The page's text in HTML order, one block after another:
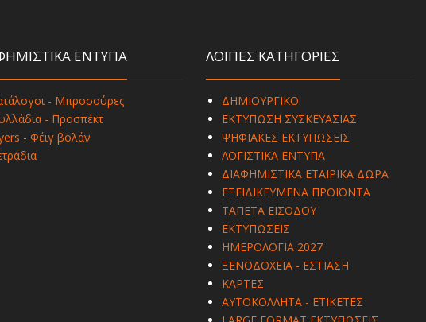
ΕΝΤΥΠΑ
- Μπροσούρες
- Προσπέκτ
- Φέιγ βολάν
ΛΟΙΠΕΣ ΚΑΤΗΓΟΡΙΕΣ
ΔΗΜΙΟΥΡΓΙΚΟ
ΕΚΤΥΠΩΣΗ ΣΥΣΚΕΥΑΣΙΑΣ
ΨΗΦΙΑΚΕΣ ΕΚΤΥΠΩΣΕΙΣ
ΛΟΓΙΣΤΙΚΑ ΕΝΤΥΠΑ
ΔΙΑΦΗΜΙΣΤΙΚΑ ΕΤΑΙΡΙΚΑ ΔΩΡΑ
ΕΞΕΙΔΙΚΕΥΜΕΝΑ ΠΡΟΪΟΝΤΑ
ΤΑΠΕΤΑ ΕΙΣΟΔΟΥ
ΕΚΤΥΠΩΣΕΙΣ
ΗΜΕΡΟΛΟΓΙΑ 2027
ΞΕΝΟΔΟΧΕΙΑ - ΕΣΤΙΑΣΗ
ΚΑΡΤΕΣ
ΑΥΤΟΚΟΛΛΗΤΑ - ΕΤΙΚΕΤΕΣ